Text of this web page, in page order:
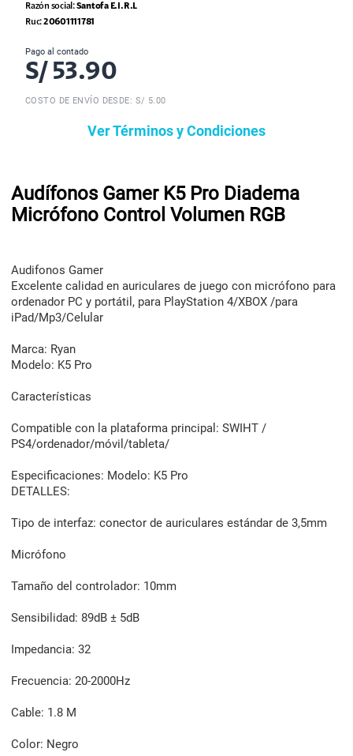
Razón social:Santofa E.I.R.L
Ruc:20601111781
Pago al contado
S/ 53.90
COSTO DE ENVÍO DESDE: S/ 5.00
Ver Términos y Condiciones
Audífonos Gamer K5 Pro Diadema
Micrófono Control Volumen RGB
Audifonos Gamer
Excelente calidad en auriculares de juego con micrófono para
ordenador PC y portátil, para PlayStation 4/XBOX /para
iPad/Mp3/Celular
Marca: Ryan
Modelo: K5 Pro
Características
Compatible con la plataforma principal: SWIHT /
PS4/ordenador/móvil/tableta/
Especificaciones: Modelo: K5 Pro
DETALLES:
Tipo de interfaz: conector de auriculares estándar de 3,5mm
Micrófono
Tamaño del controlador: 10mm
Sensibilidad: 89dB ± 5dB
Impedancia: 32
Frecuencia: 20-2000Hz
Cable: 1.8 M
Color: Negro